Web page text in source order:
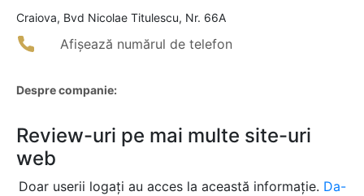
Craiova, Bvd Nicolae Titulescu, Nr. 66A
Afișează numărul de telefon
Despre companie:
Review-uri pe mai multe site-uri
web
Doar userii logați au acces la această informație. Da-